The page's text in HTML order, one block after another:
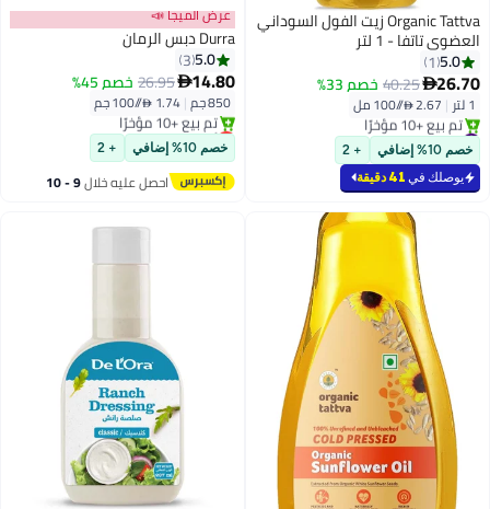
Organic Tattva زيت الفول السوداني
العضوي تاتفا - 1 لتر
5.0
1
26.70
40.25خصم 33%
1 لتر |
#6 في صلصة السلطة
بتخلّص بسرعة
تم بيع +10 مؤخرًا
#6 في صلصة السلطة
خصم 10% إضافي + 2
يوصلك في 41 دقيقة
عرض الميجا 📣
Durra دبس الرمان
5.0
3
14.80
26.95خصم 45%
850 جم |
أقل سعر في 30 يوم
توصيل مجاني
تم بيع +10 مؤخرًا
أقل سعر في 30 يوم
خصم 10% إضافي + 2
احصل عليه خلال 9 - 10